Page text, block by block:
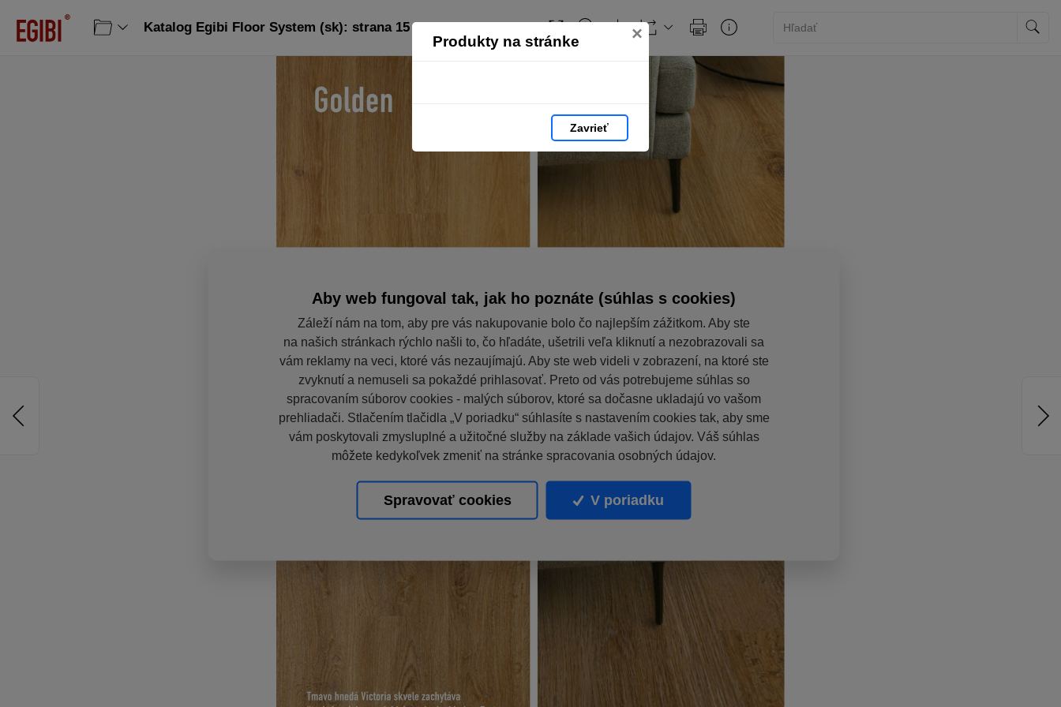
Produkty na stránke ×
Zavrieť
Katalog Egibi Floor System (sk): strana 15
Aby web fungoval tak, jak ho poznáte (súhlas s cookies)
Záleží nám na tom, aby pre vás nakupovanie bolo čo najlepším zážitkom. Aby ste
na našich stránkach rýchlo našli to, čo hľadáte, ušetrili veľa kliknutí a nezobrazovali sa
vám reklamy na veci, ktoré vás nezaujímajú. Aby ste web videli v zobrazení, na ktoré ste
zvyknutí a nemuseli sa pokaždé prihlasovať. Preto od vás potrebujeme súhlas so
spracovaním súborov cookies - malých súborov, ktoré sa dočasne ukladajú vo vašom
prehliadači. Stlačením tlačidla „V poriadku“ súhlasíte s nastavením cookies tak, aby sme
vám poskytovali zmysluplné a užitočné služby na základe vašich údajov. Váš súhlas
môžete kedykoľvek zmeniť na stránke spracovania osobných údajov.
Spravovať cookies V poriadku